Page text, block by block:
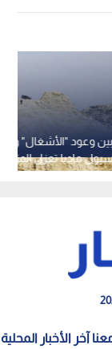
بين وعود "الأشغال"
مادبا تعزل
الأردن تتعهد
آخر الأخبار المحلية